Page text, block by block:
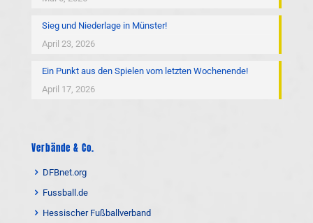
Sieg und Niederlage in Münster!
April 23, 2026
Ein Punkt aus den Spielen vom letzten Wochenende!
April 17, 2026
Verbände & Co.
DFBnet.org
Fussball.de
Hessischer Fußballverband